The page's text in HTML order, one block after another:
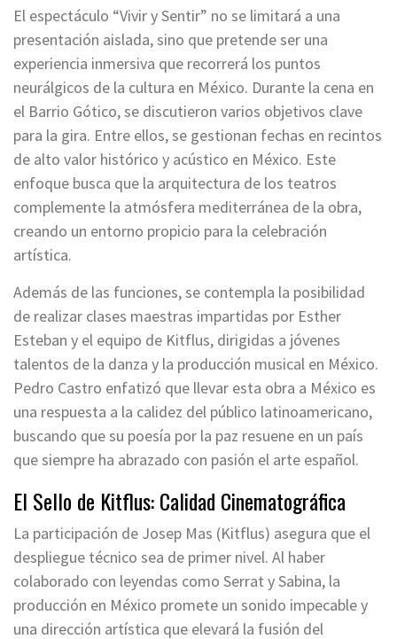
El espectáculo “Vivir y Sentir” no se limitará a una
presentación aislada, sino que pretende ser una
experiencia inmersiva que recorrerá los puntos
neurálgicos de la cultura en México. Durante la cena en
el Barrio Gótico, se discutieron varios objetivos clave
para la gira. Entre ellos, se gestionan fechas en recintos
de alto valor histórico y acústico en México. Este
enfoque busca que la arquitectura de los teatros
complemente la atmósfera mediterránea de la obra,
creando un entorno propicio para la celebración
artística.
Además de las funciones, se contempla la posibilidad
de realizar clases maestras impartidas por Esther
Esteban y el equipo de Kitflus, dirigidas a jóvenes
talentos de la danza y la producción musical en México.
Pedro Castro enfatizó que llevar esta obra a México es
una respuesta a la calidez del público latinoamericano,
buscando que su poesía por la paz resuene en un país
que siempre ha abrazado con pasión el arte español.
El Sello de Kitflus: Calidad Cinematográfica
La participación de Josep Mas (Kitflus) asegura que el
despliegue técnico sea de primer nivel. Al haber
colaborado con leyendas como Serrat y Sabina, la
producción en México promete un sonido impecable y
una dirección artística que elevará la fusión del